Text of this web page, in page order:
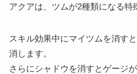
アクアは、ツムが2種類になる特
スキル効果中にマイツムを消す
消します。
さらにシャドウを消すとゲージ